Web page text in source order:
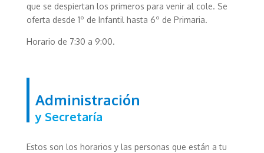
que se despiertan los primeros para venir al cole. Se
oferta desde 1º de Infantil hasta 6º de Primaria.
Horario de 7:30 a 9:00.
Administración
y Secretaría
Estos son los horarios y las personas que están a tu